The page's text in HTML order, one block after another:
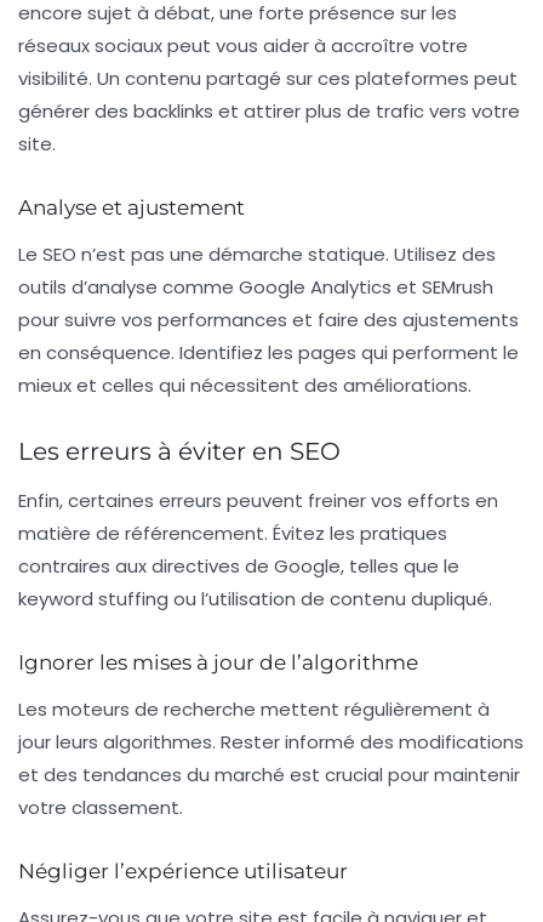
encore sujet à débat, une forte présence sur les
réseaux sociaux peut vous aider à accroître votre
visibilité. Un contenu partagé sur ces plateformes peut
générer des backlinks et attirer plus de trafic vers votre
site.
Analyse et ajustement
Le SEO n’est pas une démarche statique. Utilisez des
outils d’analyse comme Google Analytics et SEMrush
pour suivre vos performances et faire des ajustements
en conséquence. Identifiez les pages qui performent le
mieux et celles qui nécessitent des améliorations.
Les erreurs à éviter en SEO
Enfin, certaines erreurs peuvent freiner vos efforts en
matière de référencement. Évitez les pratiques
contraires aux directives de Google, telles que le
keyword stuffing ou l’utilisation de contenu dupliqué.
Ignorer les mises à jour de l’algorithme
Les moteurs de recherche mettent régulièrement à
jour leurs algorithmes. Rester informé des modifications
et des tendances du marché est crucial pour maintenir
votre classement.
Négliger l’expérience utilisateur